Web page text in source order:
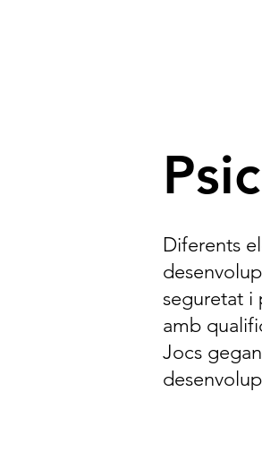
Diferents
seguretat i
amb
Jocs